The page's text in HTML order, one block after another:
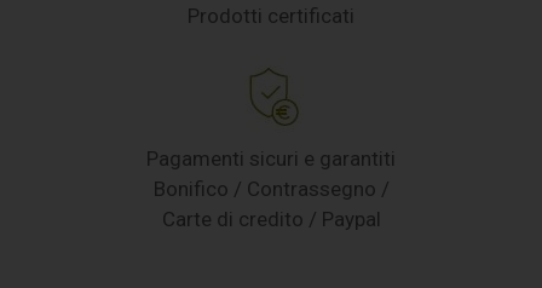
Prodotti certificati
Pagamenti sicuri e garantiti
Bonifico / Contrassegno /
Carte di credito / Paypal